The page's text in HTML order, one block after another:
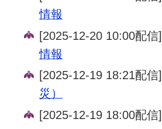
情報
[2025-12-20 10:00配信]
情報
[2025-12-19 18:21配信]
災）
[2025-12-19 18:00配信]